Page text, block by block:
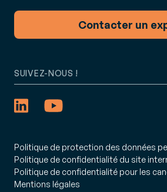
Contacter un
Politique de protection des données
Politique de confidentialité du site
Politique de confidentialité pour les
Mentions légales
SUIVEZ-NOUS !